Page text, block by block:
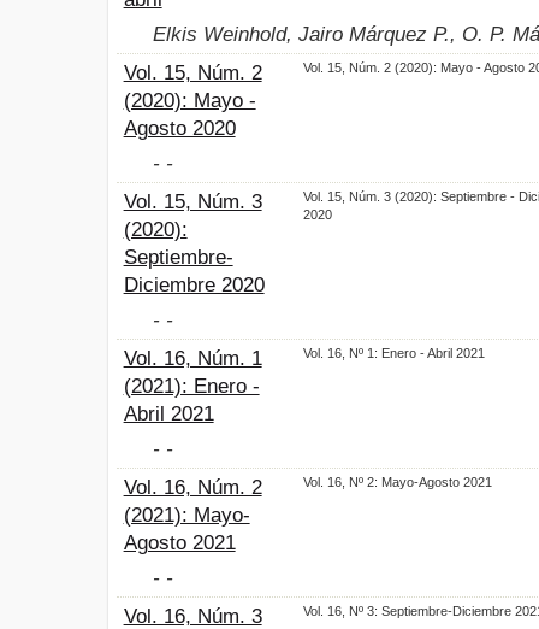
Elkis Weinhold, Jairo Márquez P., O. P.
Vol. 15, Núm. 2
(2020): Mayo -
Agosto 2020
Vol. 15, Núm. 2 (2020): Mayo - Agosto
- -
Vol. 15, Núm. 3
(2020):
Septiembre-
Diciembre 2020
Vol. 15, Núm. 3 (2020): Septiembre -
2020
- -
Vol. 16, Núm. 1
(2021): Enero -
Abril 2021
Vol. 16, Nº 1: Enero - Abril 2021
- -
Vol. 16, Núm. 2
(2021): Mayo-
Agosto 2021
Vol. 16, Nº 2: Mayo-Agosto 2021
- -
Vol. 16, Núm. 3
Vol. 16, Nº 3: Septiembre-Diciembre